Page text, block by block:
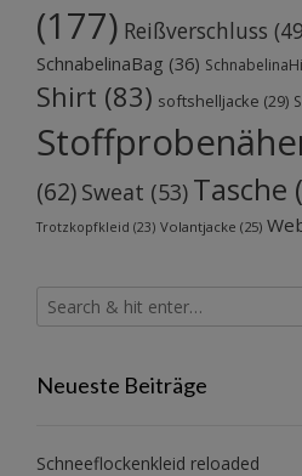
(177) Reißverschluss
SchnabelinaBag (36)
Shirt (83) softshelljacke (29)
(62) Sweat (53) Tasche
Trotzkopfkleid (23) Volantjacke (25)
Neueste Beiträge
Schneeflockenkleid reloaded